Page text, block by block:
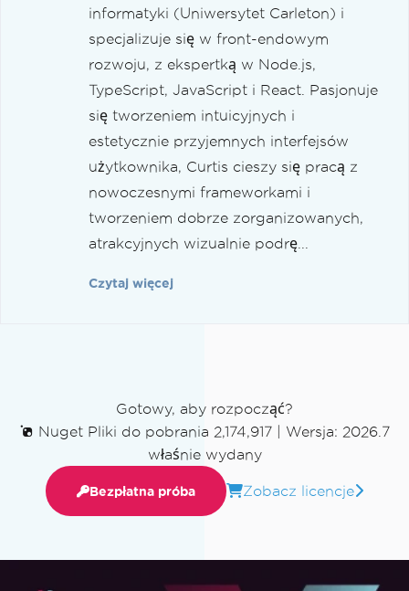
informatyki (Uniwersytet Carleton) i
specjalizuje się w front-endowym
rozwoju, z ekspertką w Node.js,
TypeScript, JavaScript i React. Pasjonuje
się tworzeniem intuicyjnych i
estetycznie przyjemnych interfejsów
użytkownika, Curtis cieszy się pracą z
nowoczesnymi frameworkami i
tworzeniem dobrze zorganizowanych,
atrakcyjnych wizualnie podrę...
Czytaj więcej
Gotowy, aby rozpocząć?
Nuget Pliki do pobrania 2,174,917
Wersja: 2026.7
właśnie wydany
Bezpłatna próba Zobacz licencje